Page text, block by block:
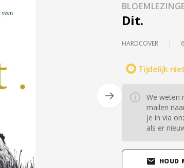
Dit.
HARDCOVER
Tijdelijk
We weten
mailen
je in via
als er
HOUD